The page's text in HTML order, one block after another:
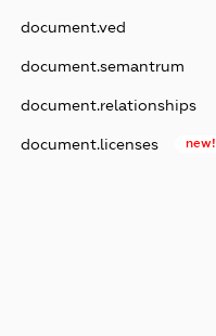
document.ved
document.semantrum
document.relationships
document.licenses new!